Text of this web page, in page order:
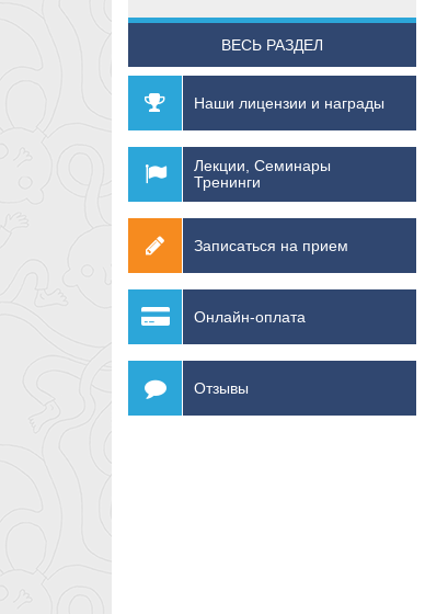
ВЕСЬ РАЗДЕЛ
Наши лицензии и награды
Лекции, Семинары
Тренинги
Записаться на прием
Онлайн-оплата
Отзывы